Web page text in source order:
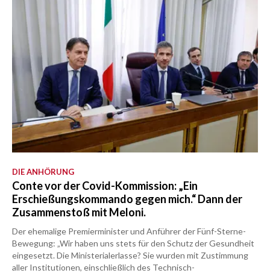
DIE ANHÖRUNG
Conte vor der Covid-Kommission: „Ein
Erschießungskommando gegen mich.“ Dann der
Zusammenstoß mit Meloni.
Der ehemalige Premierminister und Anführer der Fünf-Sterne-
Bewegung: „Wir haben uns stets für den Schutz der Gesundheit
eingesetzt. Die Ministerialerlasse? Sie wurden mit Zustimmung
aller Institutionen, einschließlich des Technisch-